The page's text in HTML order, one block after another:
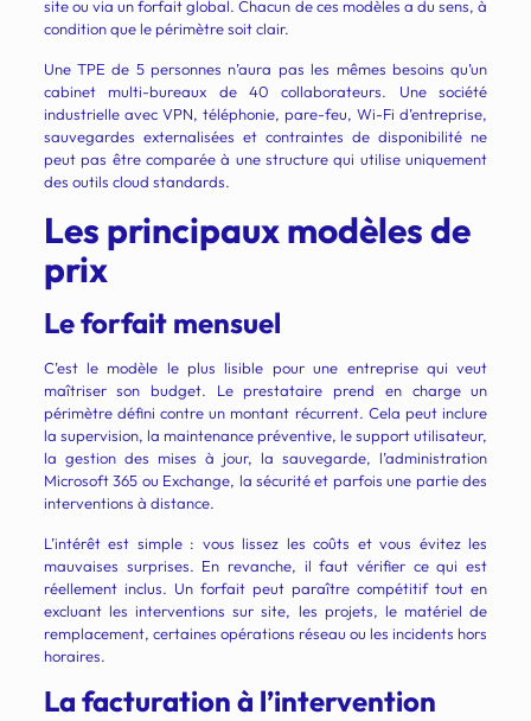
site ou via un forfait global. Chacun de ces modèles a du sens, à
condition que le périmètre soit clair.
Une TPE de 5 personnes n’aura pas les mêmes besoins qu’un
cabinet multi-bureaux de 40 collaborateurs. Une société
industrielle avec VPN, téléphonie, pare-feu, Wi-Fi d’entreprise,
sauvegardes externalisées et contraintes de disponibilité ne
peut pas être comparée à une structure qui utilise uniquement
des outils cloud standards.
Les principaux modèles de
prix
Le forfait mensuel
C’est le modèle le plus lisible pour une entreprise qui veut
maîtriser son budget. Le prestataire prend en charge un
périmètre défini contre un montant récurrent. Cela peut inclure
la supervision, la maintenance préventive, le support utilisateur,
la gestion des mises à jour, la sauvegarde, l’administration
Microsoft 365 ou Exchange, la sécurité et parfois une partie des
interventions à distance.
L’intérêt est simple : vous lissez les coûts et vous évitez les
mauvaises surprises. En revanche, il faut vérifier ce qui est
réellement inclus. Un forfait peut paraître compétitif tout en
excluant les interventions sur site, les projets, le matériel de
remplacement, certaines opérations réseau ou les incidents hors
horaires.
La facturation à l’intervention